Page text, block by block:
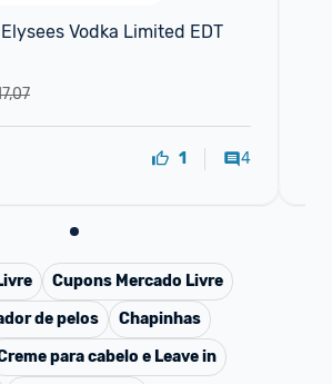
Vodka Limited EDT
1 4
Cupons Mercado Livre
de pelos
Chapinhas
para cabelo e Leave in